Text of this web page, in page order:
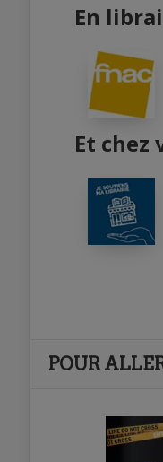
En
Et
POUR